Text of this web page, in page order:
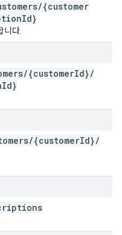
/{customer
Id}
니다.
/{customerId}/
Id}
/{customerId}/